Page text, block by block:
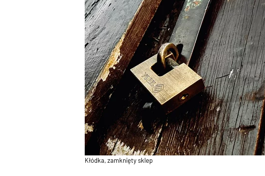
Kłódka, zamknięty sklep